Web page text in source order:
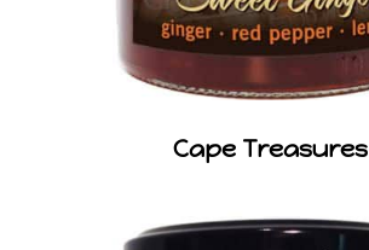
Cape Treasures